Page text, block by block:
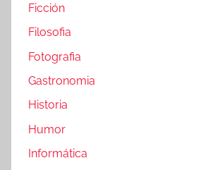
Ficción
Filosofia
Fotografia
Gastronomia
Historia
Humor
Informática